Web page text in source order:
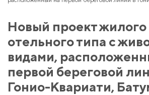
Новый проект
отельного типа с
видами,
первой береговой
Гонио-Квариати,